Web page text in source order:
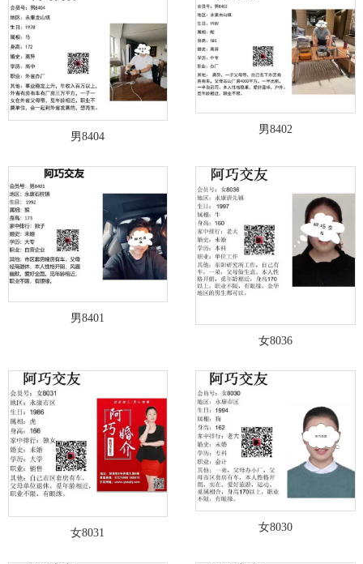
男8404
男8402
男8401
女8036
女8031 女8030